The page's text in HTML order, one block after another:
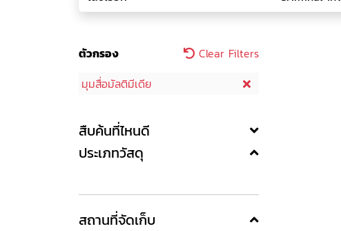
ตัวกรอง
Clear Filters
มุมสื่อมัลติมีเดีย
สืบค้นที่ไหนดี
ประเภทวัสดุ
สถานที่จัดเก็บ